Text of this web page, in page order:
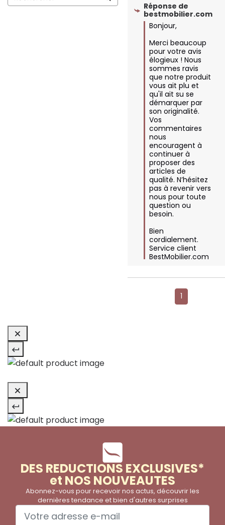
Réponse de
bestmobilier.com
Bonjour,
Merci beaucoup
pour votre avis
élogieux ! Nous
sommes ravis
que notre produit
vous ait plu et
qu'il ait su se
démarquer par
son originalité.
Vos
commentaires
nous
encouragent à
continuer à
proposer des
articles de
qualité. N’hésitez
pas à revenir vers
nous pour toute
question ou
besoin.
Bien
cordialement.
Service client
BestMobilier.com
1
DES REDUCTIONS EXCLUSIVES*
et NOS NOUVEAUTES
Abonnez-vous pour recevoir nos actus, découvrir les
dernières tendance et bien d'autres surprises